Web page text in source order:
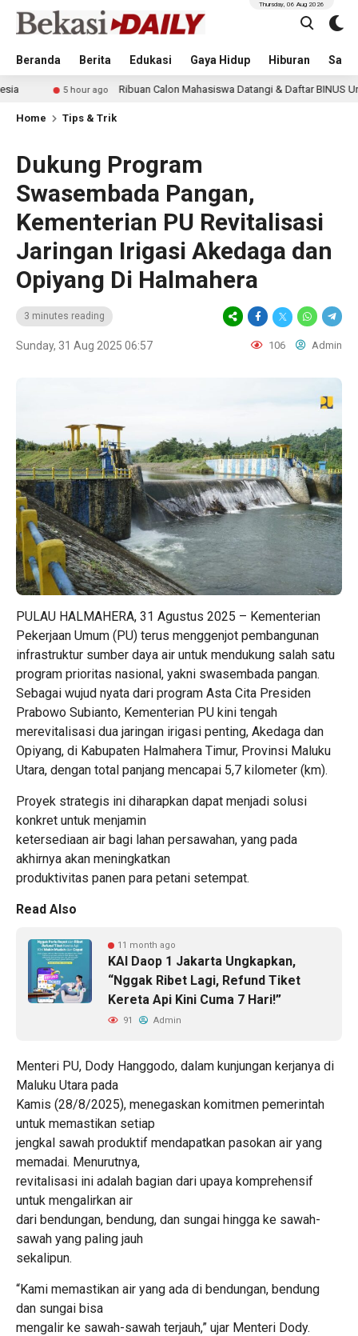
Beranda Berita Edukasi Gaya Hidup Hiburan
Thursday, 06 Aug 2026
ago Ribuan Calon Mahasiswa Datangi & Daftar BINUS University,
Home Tips & Trik
Dukung Program
Swasembada Pangan,
Kementerian PU Revitalisasi
Jaringan Irigasi Akedaga dan
Opiyang Di Halmahera
3 minutes reading
Sunday, 31 Aug 2025 06:57 106 Admin
PULAU HALMAHERA, 31 Agustus 2025 – Kementerian
Pekerjaan Umum (PU) terus menggenjot pembangunan
infrastruktur sumber daya air untuk mendukung salah satu
program prioritas nasional, yakni swasembada pangan.
Sebagai wujud nyata dari program Asta Cita Presiden
Prabowo Subianto, Kementerian PU kini tengah
merevitalisasi dua jaringan irigasi penting, Akedaga dan
Opiyang, di Kabupaten Halmahera Timur, Provinsi Maluku
Utara, dengan total panjang mencapai 5,7 kilometer (km).
Proyek strategis ini diharapkan dapat menjadi solusi
konkret untuk menjamin
ketersediaan air bagi lahan persawahan, yang pada
akhirnya akan meningkatkan
produktivitas panen para petani setempat.
Read Also
11 month ago
KAI Daop 1 Jakarta Ungkapkan,
“Nggak Ribet Lagi, Refund Tiket
Kereta Api Kini Cuma 7 Hari!”
91 Admin
Menteri PU, Dody Hanggodo, dalam kunjungan kerjanya di
Maluku Utara pada
Kamis (28/8/2025), menegaskan komitmen pemerintah
untuk memastikan setiap
jengkal sawah produktif mendapatkan pasokan air yang
memadai. Menurutnya,
revitalisasi ini adalah bagian dari upaya komprehensif
untuk mengalirkan air
dari bendungan, bendung, dan sungai hingga ke sawah-
sawah yang paling jauh
sekalipun.
“Kami memastikan air yang ada di bendungan, bendung
dan sungai bisa
mengalir ke sawah-sawah terjauh,” ujar Menteri Dody.